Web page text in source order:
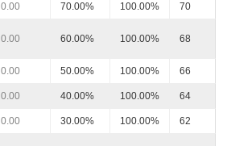
0.00 70.00% 100.00% 70
0.00 60.00% 100.00% 68
0.00 50.00% 100.00% 66
0.00 40.00% 100.00% 64
0.00 30.00% 100.00% 62